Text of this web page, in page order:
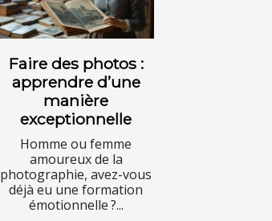
Faire des photos :
apprendre d’une
manière
exceptionnelle
Homme ou femme
amoureux de la
photographie, avez-vous
déjà eu une formation
émotionnelle ?...